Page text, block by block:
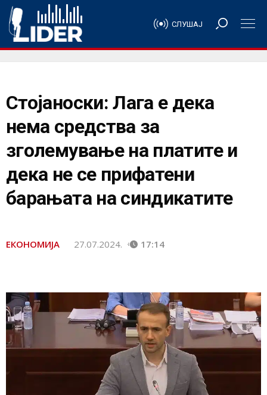
СЛУШАЈ
Стојаноски: Лага е дека
нема средства за
зголемување на платите и
дека не се прифатени
барањата на синдикатите
ЕКОНОМИЈА 27.07.2024. 17:14